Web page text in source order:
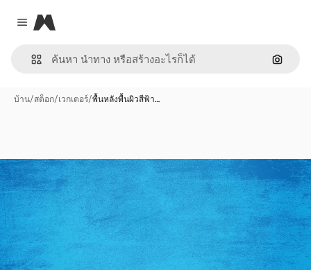
Close menu
Magnific
ค้นหา
บ้าน/สต็อก/เวกเตอร์/พื้นหลังพื้นผิวสีฟ้า…